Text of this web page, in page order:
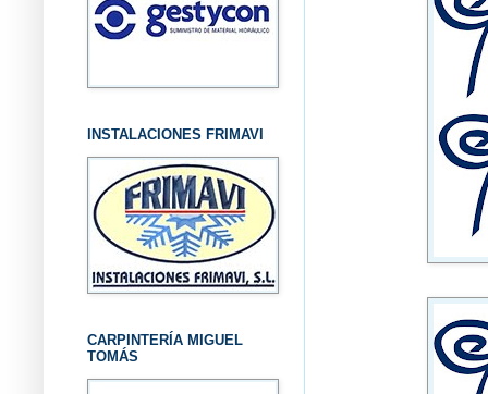
INSTALACIONES FRIMAVI
CARPINTERÍA MIGUEL
TOMÁS